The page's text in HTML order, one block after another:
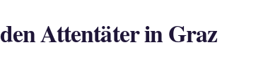
Attentäter in Graz